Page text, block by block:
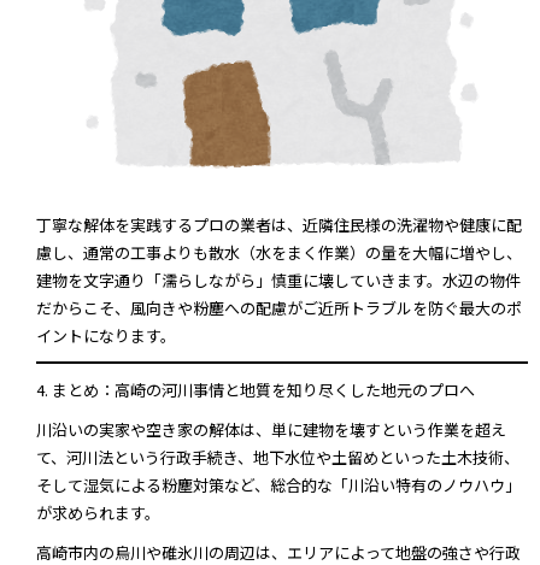
丁寧な解体を実践するプロの業者は、近隣住民様の洗濯物や健康に配
慮し、通常の工事よりも散水（水をまく作業）の量を大幅に増やし、
建物を文字通り「濡らしながら」慎重に壊していきます。水辺の物件
だからこそ、風向きや粉塵への配慮がご近所トラブルを防ぐ最大のポ
イントになります。
4. まとめ：高崎の河川事情と地質を知り尽くした地元のプロへ
川沿いの実家や空き家の解体は、単に建物を壊すという作業を超え
て、河川法という行政手続き、地下水位や土留めといった土木技術、
そして湿気による粉塵対策など、総合的な「川沿い特有のノウハウ」
が求められます。
高崎市内の烏川や碓氷川の周辺は、エリアによって地盤の強さや行政